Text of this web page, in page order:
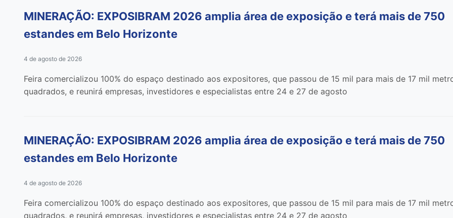
MINERAÇÃO: EXPOSIBRAM 2026 amplia área de exposição e terá mais de 750
estandes em Belo Horizonte
4 de agosto de 2026
Feira comercializou 100% do espaço destinado aos expositores, que passou de 15 mil para mais de 17 mil
quadrados, e reunirá empresas, investidores e especialistas entre 24 e 27 de agosto
MINERAÇÃO: EXPOSIBRAM 2026 amplia área de exposição e terá mais de 750
estandes em Belo Horizonte
4 de agosto de 2026
Feira comercializou 100% do espaço destinado aos expositores, que passou de 15 mil para mais de 17 mil
quadrados, e reunirá empresas, investidores e especialistas entre 24 e 27 de agosto